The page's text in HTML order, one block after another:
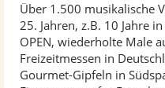
Über 1.500 musikalische
25. Jahren, z.B. 10 Jahre in
OPEN, wiederholte Male
Freizeitmessen in
Gourmet-Gipfeln in